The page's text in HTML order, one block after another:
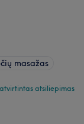
masažas
atsiliepimas